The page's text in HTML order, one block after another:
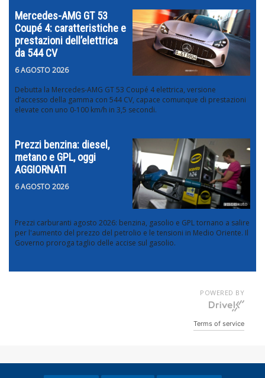
Mercedes-AMG GT 53
Coupé 4: caratteristiche e
prestazioni dell’elettrica
da 544 CV
6 AGOSTO 2026
Debutta la Mercedes-AMG GT 53 Coupé 4 elettrica, versione
d’accesso della gamma con 544 CV, capace comunque di prestazioni
elevate con uno 0-100 km/h in 3,5 secondi.
Prezzi benzina: diesel,
metano e GPL, oggi
AGGIORNATI
6 AGOSTO 2026
Prezzi carburanti agosto 2026: benzina, gasolio e GPL tornano a salire
per l'aumento del prezzo del petrolio e le tensioni in Medio Oriente. Il
Governo proroga taglio delle accise sul gasolio.
POWERED BY
Terms of service